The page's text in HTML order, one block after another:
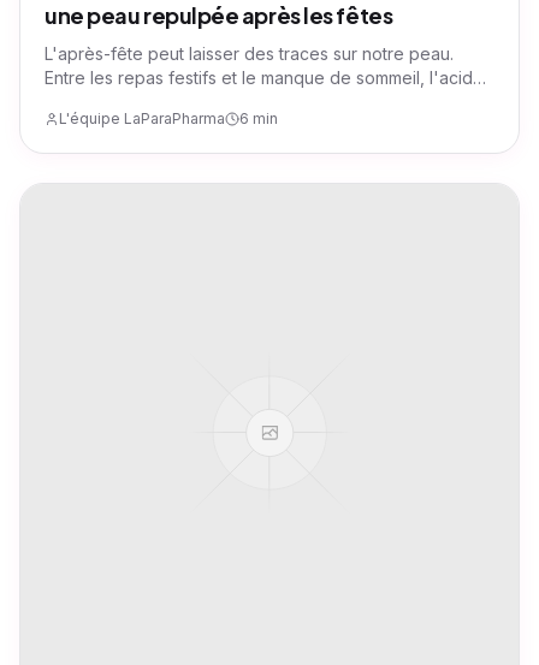
une peau repulpée après les fêtes
L'après-fête peut laisser des traces sur notre peau.
Entre les repas festifs et le manque de sommeil, l'acide
éclatant et une peau repulpée.
L'équipe LaParaPharma 6 min